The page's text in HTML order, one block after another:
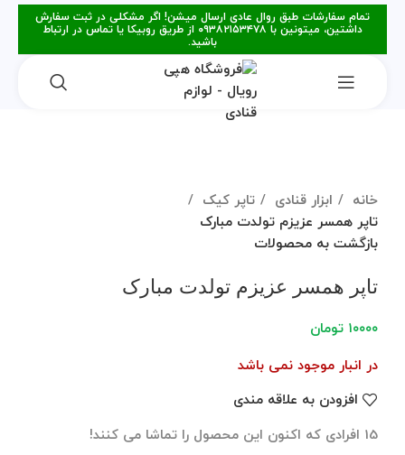
تمام سفارشات طبق روال عادی ارسال میشن! اگر مشکلی در ثبت سفارش
داشتین، میتونین با ۰۹۳۸۲۱۵۳۴۷۸ از طریق روبیکا یا تماس در ارتباط
باشید.
خانه
ابزار قنادی
تاپر کیک
تاپر همسر عزیزم تولدت مبارک
بازگشت به محصولات
تاپر همسر عزیزم تولدت مبارک
۱۰۰۰۰ تومان
در انبار موجود نمی باشد
افزودن به علاقه مندی
15 افرادی که اکنون این محصول را تماشا می کنند!